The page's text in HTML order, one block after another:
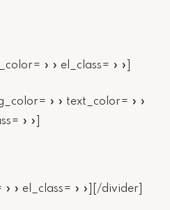
» » el_class= » »]
» » text_color= » »
» »]
» » el_class= » »][/divider]